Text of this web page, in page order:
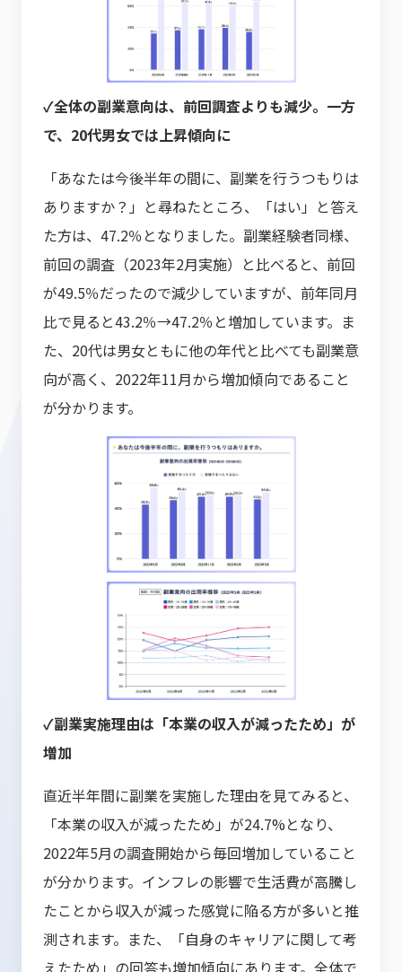
✓全体の副業意向は、前回調査よりも減少。一方
で、20代男女では上昇傾向に
「あなたは今後半年の間に、副業を行うつもりは
ありますか？」と尋ねたところ、「はい」と答え
た方は、47.2％となりました。副業経験者同様、
前回の調査（2023年2月実施）と比べると、前回
が49.5％だったので減少していますが、前年同月
比で見ると43.2％→47.2％と増加しています。ま
た、20代は男女ともに他の年代と比べても副業意
向が高く、2022年11月から増加傾向であること
が分かります。
✓副業実施理由は「本業の収入が減ったため」が
増加
直近半年間に副業を実施した理由を見てみると、
「本業の収入が減ったため」が24.7%となり、
2022年5月の調査開始から毎回増加していること
が分かります。インフレの影響で生活費が高騰し
たことから収入が減った感覚に陥る方が多いと推
測されます。また、「自身のキャリアに関して考
えたため」の回答も増加傾向にあります。全体で